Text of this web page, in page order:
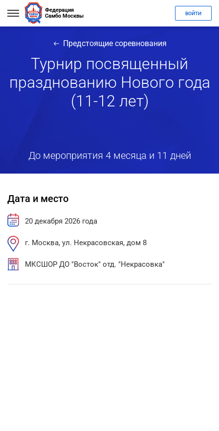
Федерация
Самбо Москвы
ВОЙТИ
Предстоящие соревнования
Турнир посвященный
празднованию Нового года
(11-12 лет)
До мероприятия 4 месяца и 11 дней
Дата и место
20 декабря 2026 года
г. Москва, ул. Некрасовская, дом 8
МКСШОР ДО "Восток" отд. "Некрасовка"